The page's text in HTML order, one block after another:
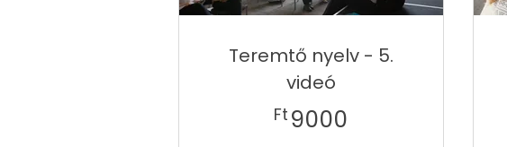
Teremtő nyelv - 5.
videó
Ft 9000